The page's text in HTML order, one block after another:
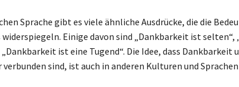
Sprache gibt es viele ähnliche Ausdrücke, die die
Einige davon sind „Dankbarkeit ist selten“,
ist eine Tugend“. Die Idee, dass Dankbarkeit
sind, ist auch in anderen Kulturen und